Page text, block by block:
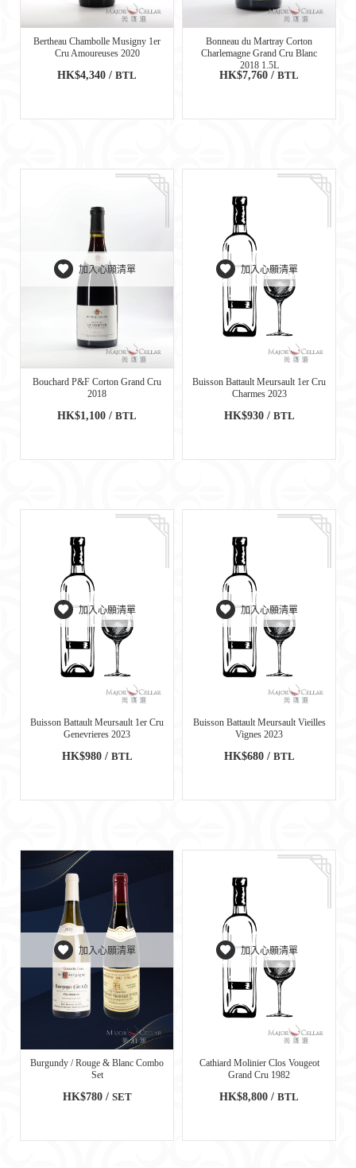
Bertheau Chambolle Musigny 1er
Cru Amoureuses 2020
HK$4,340 / BTL
Bonneau du Martray Corton
Charlemagne Grand Cru Blanc
2018 1.5L
HK$7,760 / BTL
加入心願清單
Bouchard P&F Corton Grand Cru
2018
HK$1,100 / BTL
加入心願清單
Buisson Battault Meursault 1er Cru
Charmes 2023
HK$930 / BTL
加入心願清單
Buisson Battault Meursault 1er Cru
Genevrieres 2023
HK$980 / BTL
加入心願清單
Buisson Battault Meursault Vieilles
Vignes 2023
HK$680 / BTL
加入心願清單
Burgundy / Rouge & Blanc Combo
Set
HK$780 / SET
加入心願清單
Cathiard Molinier Clos Vougeot
Grand Cru 1982
HK$8,800 / BTL